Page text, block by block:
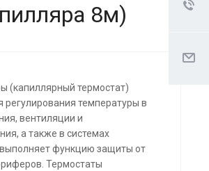
8м)
(капиллярный термостат)
регулирования температуры в
вентиляции и
а также в системах
функцию защиты от
Термостаты